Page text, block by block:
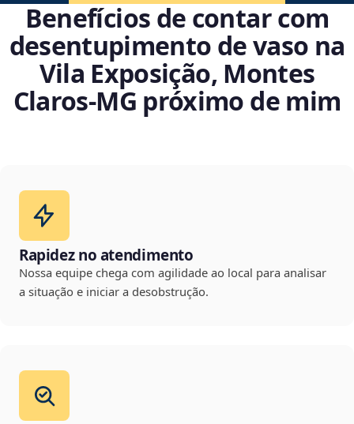
Benefícios de contar com
desentupimento de vaso na
Vila Exposição, Montes
Claros‑MG próximo de mim
Rapidez no atendimento
Nossa equipe chega com agilidade ao local para analisar
a situação e iniciar a desobstrução.